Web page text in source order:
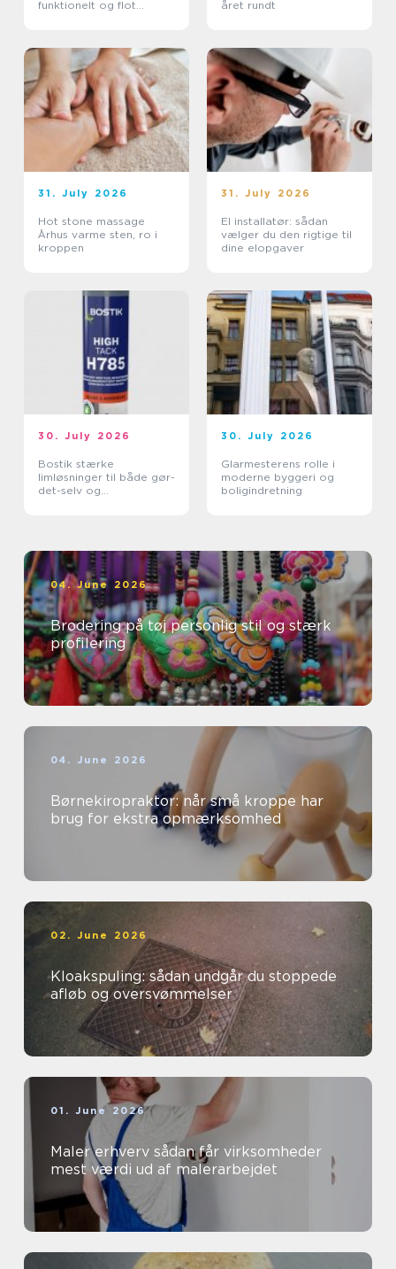
funktionelt og flot
året rundt
31. July 2026
Hot stone massage
Århus varme sten, ro i
kroppen
31. July 2026
El installatør: sådan
vælger du den rigtige til
dine elopgaver
30. July 2026
Bostik stærke
limløsninger til både gør-
det-selv og
30. July 2026
Glarmesterens rolle i
moderne byggeri og
boligindretning
04. June 2026
Brodering på tøj personlig stil og stærk
profilering
04. June 2026
Børnekiropraktor: når små kroppe har
brug for ekstra opmærksomhed
02. June 2026
Kloakspuling: sådan undgår du stoppede
afløb og oversvømmelser
01. June 2026
Maler erhverv sådan får virksomheder
mest værdi ud af malerarbejdet